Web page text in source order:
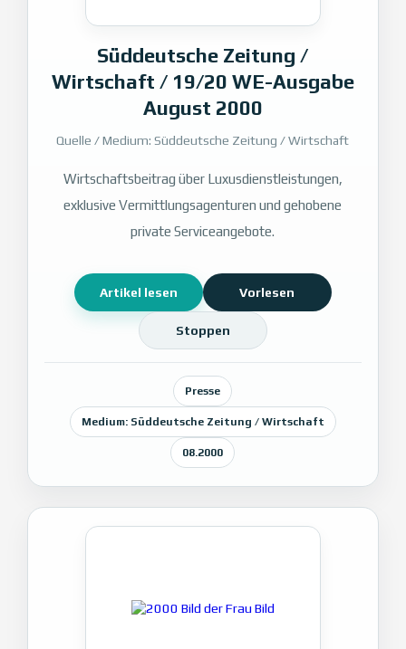
Süddeutsche Zeitung /
Wirtschaft / 19/20 WE-Ausgabe
August 2000
Quelle / Medium: Süddeutsche Zeitung / Wirtschaft
Wirtschaftsbeitrag über Luxusdienstleistungen,
exklusive Vermittlungsagenturen und gehobene
private Serviceangebote.
Artikel lesen Vorlesen
Stoppen
Presse
Medium: Süddeutsche Zeitung / Wirtschaft
08.2000